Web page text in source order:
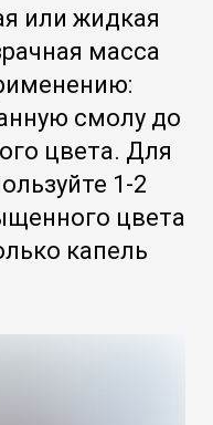
или жидкая
масса
смолу до
цвета. Для
1-2
цвета
капель